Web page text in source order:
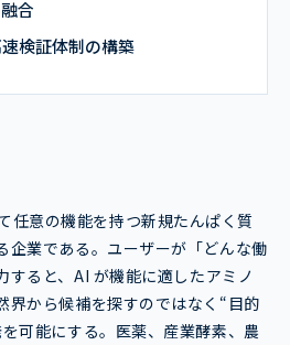
合
検証体制の構築
意の機能を持つ新規たんぱく質
企業である。ユーザーが「どんな働
すると、AI が機能に適したアミノ
界から候補を探すのではなく“目的
可能にする。医薬、産業酵素、農